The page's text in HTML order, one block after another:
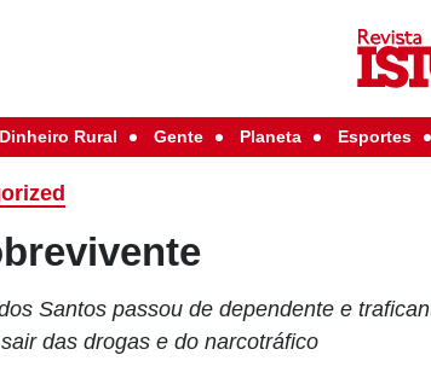
Dinheiro Rural Gente Planeta Esportes
Santos passou de dependente e
das drogas e do narcotráfico